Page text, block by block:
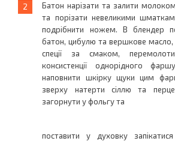
Батон нарізати та залити
та порізати невеликими
подрібнити ножем. В блендер
батон, цибулю та вершкове масло,
спеції за смаком,
консистенції однорідного
наповнити шкірку щуки цим
зверху натерти сіллю та
загорнути у фольгу та
поставити у духовку